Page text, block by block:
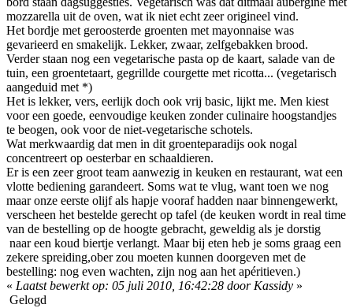
mozzarella uit de oven, wat ik niet echt zeer origineel vind.
Het bordje met geroosterde groenten met mayonnaise was
gevarieerd en smakelijk. Lekker, zwaar, zelfgebakken brood.
Verder staan nog een vegetarische pasta op de kaart, salade van de
tuin, een groentetaart, gegrillde courgette met ricotta... (vegetarisch
aangeduid met *)
Het is lekker, vers, eerlijk doch ook vrij basic, lijkt me. Men kiest
voor een goede, eenvoudige keuken zonder culinaire hoogstandjes
te beogen, ook voor de niet-vegetarische schotels.
Wat merkwaardig dat men in dit groenteparadijs ook nogal
concentreert op oesterbar en schaaldieren.
Er is een zeer groot team aanwezig in keuken en restaurant, wat een
vlotte bediening garandeert. Soms wat te vlug, want toen we nog
maar onze eerste olijf als hapje vooraf hadden naar binnengewerkt,
verscheen het bestelde gerecht op tafel (de keuken wordt in real time
van de bestelling op de hoogte gebracht, geweldig als je dorstig
naar een koud biertje verlangt. Maar bij eten heb je soms graag een
zekere spreiding,ober zou moeten kunnen doorgeven met de
bestelling: nog even wachten, zijn nog aan het apéritieven.)
« Laatst bewerkt op: 05 juli 2010, 16:42:28 door Kassidy »
Gelogd